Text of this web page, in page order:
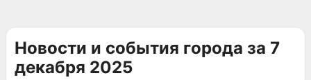
Новости и события города за 7
декабря 2025